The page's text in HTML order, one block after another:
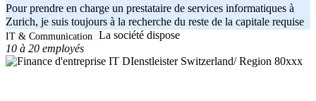
Pour prendre en charge un prestataire de services informatiques à
Zurich, je suis toujours à la recherche du reste de la capitale requise
de 25% de la valeur. La société dispose
IT & Communication
10 à 20 employés
Switzerland/ Region 80xxx